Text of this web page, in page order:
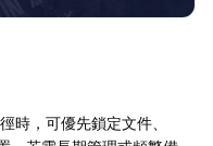
時，可優先鎖定文件、